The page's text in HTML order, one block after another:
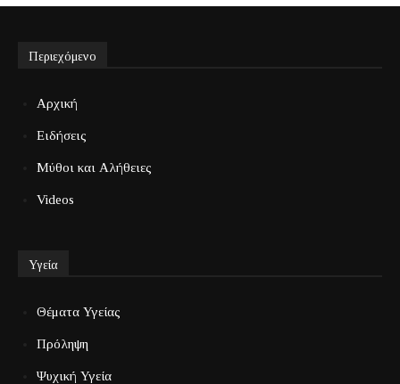
Περιεχόμενο
Αρχική
Ειδήσεις
Μύθοι και Αλήθειες
Videos
Υγεία
Θέματα Υγείας
Πρόληψη
Ψυχική Υγεία